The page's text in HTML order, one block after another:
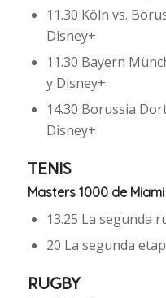
11.30 Köln vs.
Disney+
11.30 Bayern
y Disney+
14.30 Borussia
Disney+
TENIS
Masters 1000 de Miami
13.25 La segunda
20 La segunda
RUGBY